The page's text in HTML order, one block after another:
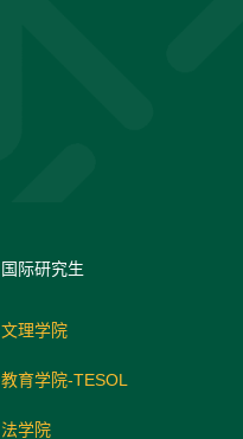
国际研究生
文理学院
教育学院-TESOL
法学院